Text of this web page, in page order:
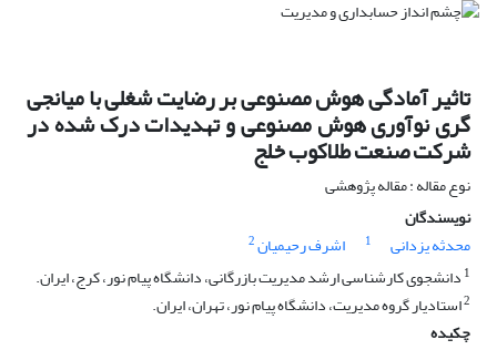
تاثیر آمادگی هوش مصنوعی بر رضایت شغلی با میانجی
گری نوآوری هوش مصنوعی و تهدیدات درک شده در
شرکت صنعت طلاکوب خلج
نوع مقاله : مقاله پژوهشی
نویسندگان
محدثه یزدانی
1 اشرف رحیمیان2
1 دانشجوی کارشناسی ارشد مدیریت بازرگانی، دانشگاه پیام نور، کرج، ایران.
2استادیار گروه مدیریت، دانشگاه پیام نور، تهران، ایران.
چکیده